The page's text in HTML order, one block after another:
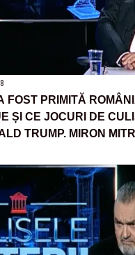
FOST PRIMITĂ
ȘI CE JOCURI DE
TRUMP. MIRON